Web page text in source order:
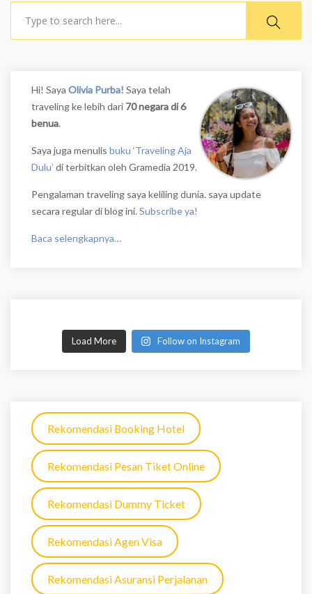
Hi! Saya Olivia Purba! Saya telah
traveling ke lebih dari 70 negara di 6
benua.
Saya juga menulis buku ‘Traveling Aja
Dulu’ di terbitkan oleh Gramedia 2019.
Pengalaman traveling saya keliling dunia. saya update
secara regular di blog ini. Subscribe ya!
Baca selengkapnya…
Load More Follow on Instagram
Rekomendasi Booking Hotel
Rekomendasi Pesan Tiket Online
Rekomendasi Dummy Ticket
Rekomendasi Agen Visa
Rekomendasi Asuransi Perjalanan